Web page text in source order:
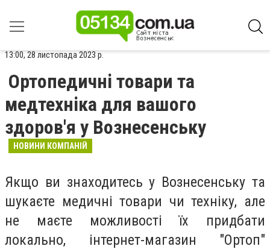
13:00, 28 листопада 2023 р.
Ортопедичні товари та
медтехніка для вашого
здоров'я у Вознесенську
НОВИНИ КОМПАНІЙ
Якщо ви знаходитесь у Вознесенську та
шукаєте медичні товари чи техніку, але
не маєте можливості їх придбати
локально, інтернет-магазин "Ортоп"